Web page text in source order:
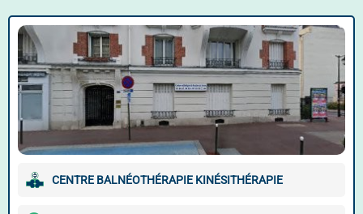
CENTRE BALNÉOTHÉRAPIE KINÉSITHÉRAPIE